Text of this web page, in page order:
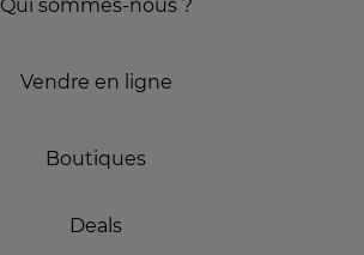
Qui sommes-nous ?
Vendre en ligne
Boutiques
Deals